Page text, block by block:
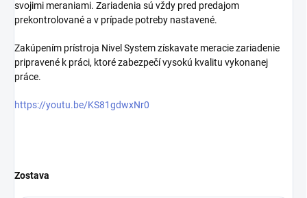
svojimi meraniami. Zariadenia sú vždy pred predajom
prekontrolované a v prípade potreby nastavené.
Zakúpením prístroja Nivel System získavate meracie zariadenie
pripravené k práci, ktoré zabezpečí vysokú kvalitu vykonanej
práce.
https://youtu.be/KS81gdwxNr0
Zostava